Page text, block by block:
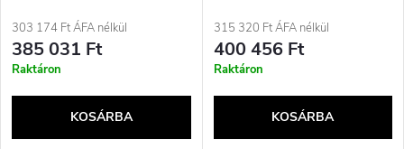
3,5&quot; SAS3
303 174 Ft ÁFA nélkül
385 031 Ft
Raktáron
KOSÁRBA
315 320 Ft ÁFA nélkül
400 456 Ft
Raktáron
KOSÁRBA